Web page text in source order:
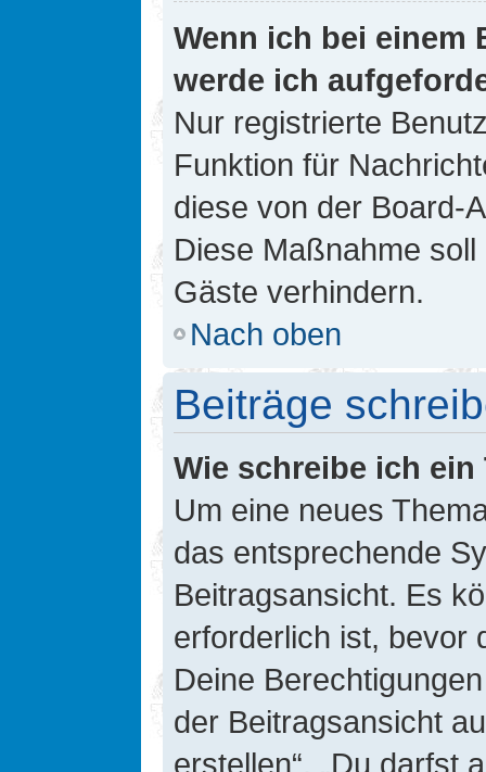
Wenn ich bei einem
werde ich
Nur registrierte
Funktion für
diese von der Board-
Diese Maßnahme
Gäste verhindern.
Nach oben
Beiträge
Wie schreibe ich ein
Um eine neues
das entsprechende
Beitragsansicht. Es
erforderlich ist, bevor
Deine
der Beitragsansicht
erstellen“, „Du darfst